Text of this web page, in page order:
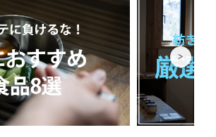
>